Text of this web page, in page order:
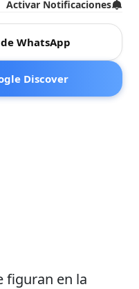
Activar Notificaciones
WhatsApp
Discover
figuran en la